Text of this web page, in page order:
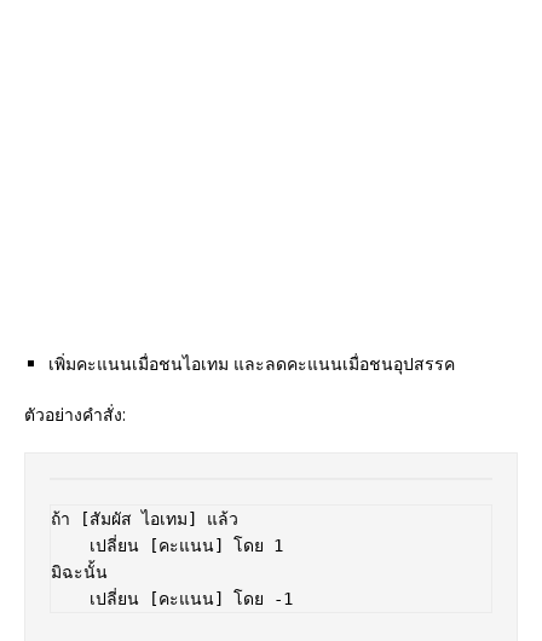
เพิ่มคะแนนเมื่อชนไอเทม และลดคะแนนเมื่อชนอุปสรรค
ตัวอย่างคำสั่ง:
ถ้า [สัมผัส ไอเทม] แล้ว
มิฉะนั้น